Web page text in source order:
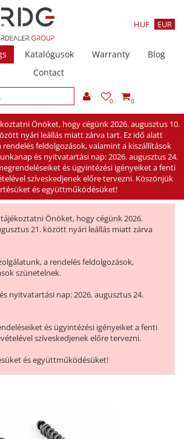
HUF EUR
Katalógusok Warranty
Blog
Contact
0 0
Önöket, hogy cégünk 2026. augusztus 10.
nyári leállás miatt zárva tart. Ez idő alatt
rendelés feldolgozások, valamint a kiszállítások
és nyitvatartási nap: 2026. augusztus 24.
és ügyintézési igényeiket a fenti
szíveskedjenek előre tervezni. Köszönjük
és együttműködésüket!
Önöket, hogy cégünk 2026.
21. között nyári leállás miatt zárva
a rendelés feldolgozások,
szünetelnek.
nyitvatartási nap: 2026. augusztus 24.
és ügyintézési igényeiket a fenti
szíveskedjenek előre tervezni.
és együttműködésüket!